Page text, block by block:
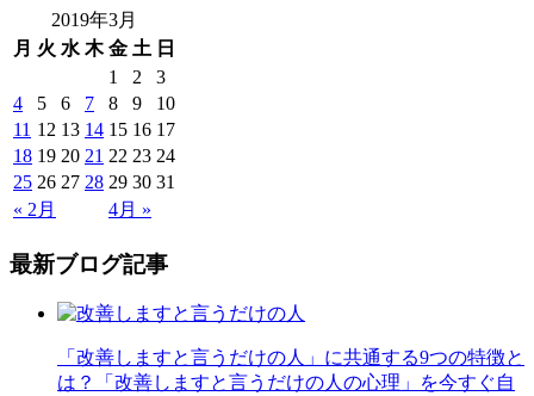
2019年3月
月 火 水 木 金 土 日
« 2月 4月 »
1 2
3
4
5 6 7 8 9
10
11 12 13 14 15 16 17
18 19 20 21 22 23 24
25 26 27 28 29 30 31
最新ブログ記事
「改善しますと言うだけの人」に共通する9つの特徴と
は？「改善しますと言うだけの人の心理」を今すぐ自